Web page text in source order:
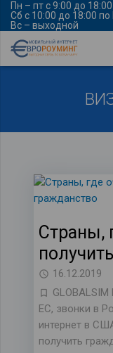
Пн – пт с 9:00 до
Сб с 10:00 до 18:00
Вс – выходной
Страны,
16.12.2019
GLOBALSIM
ЕС, звонки в
интернет в
получить